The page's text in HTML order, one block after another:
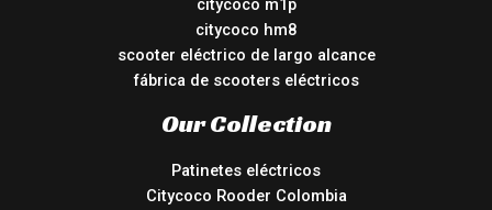
citycoco hm8
scooter eléctrico de largo alcance
fábrica de scooters eléctricos
Our Collection
Patinetes eléctricos
Citycoco Rooder Colombia